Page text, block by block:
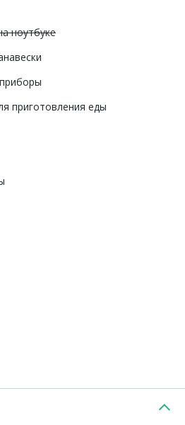
ноутбуке
приготовления еды